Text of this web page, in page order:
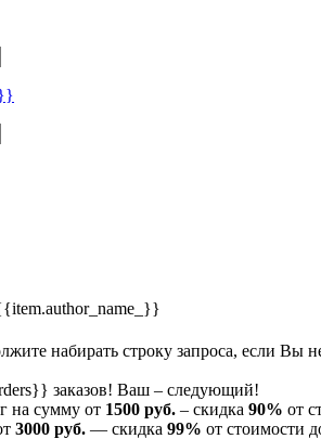
набирать строку запроса, если Вы
заказов! Ваш – следующий!
на сумму от 1500 руб. – скидка 90% от
3000 руб. — скидка 99% от стоимости